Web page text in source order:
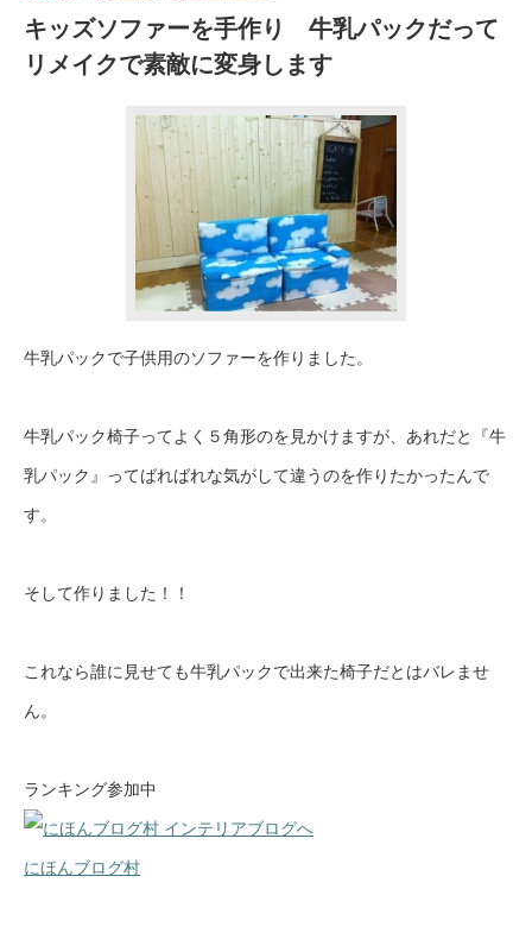
キッズソファーを手作り 牛乳パックだって
リメイクで素敵に変身します
牛乳パックで子供用のソファーを作りました。
牛乳パック椅子ってよく５角形のを見かけますが、あれだと『牛
乳パック』ってばればれな気がして違うのを作りたかったんで
す。
そして作りました！！
これなら誰に見せても牛乳パックで出来た椅子だとはバレませ
ん。
ランキング参加中
にほんブログ村